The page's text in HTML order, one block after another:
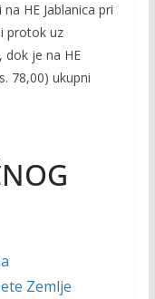
HE Jablanica pri
protok uz
dok je na HE
78,00) ukupni
Zemlje